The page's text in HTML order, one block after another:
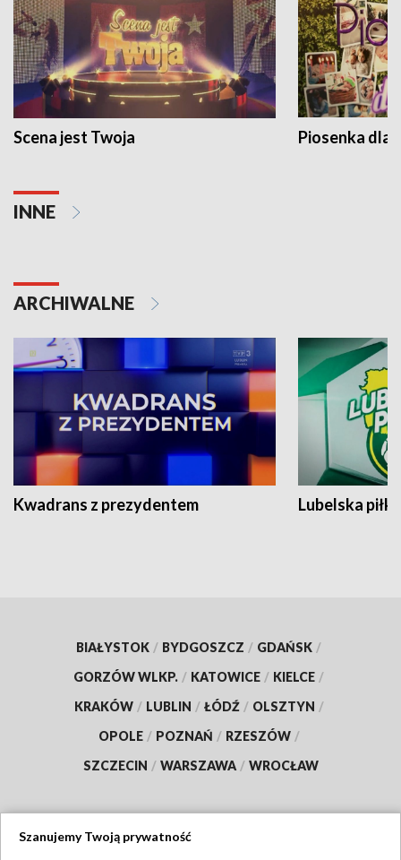
Scena jest Twoja Piosenka dla
INNE
ARCHIWALNE
Kwadrans z prezydentem Lubelska piłka
BIAŁYSTOK / BYDGOSZCZ / GDAŃSK /
GORZÓW WLKP. / KATOWICE / KIELCE /
KRAKÓW / LUBLIN / ŁÓDŹ / OLSZTYN /
OPOLE / POZNAŃ / RZESZÓW /
SZCZECIN / WARSZAWA / WROCŁAW
Szanujemy Twoją prywatność